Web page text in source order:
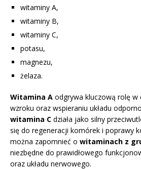
witaminy A,
witaminy B,
witaminy C,
potasu,
magnezu,
żelaza.
Witamina A odgrywa kluczową rolę w
wzroku oraz wspieraniu układu
witamina C działa jako silny
się do regeneracji komórek i poprawy
można zapomnieć o witaminach z
niezbędne do prawidłowego
oraz układu nerwowego.